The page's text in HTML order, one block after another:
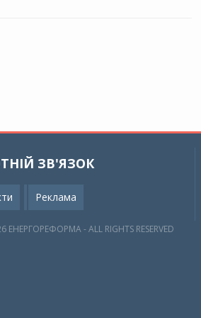
ЗВ'ЯЗОК
Реклама
EНЕРГОРЕФОРМА - ALL RIGHTS RESERVED